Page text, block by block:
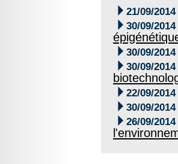
 21/09/2014
 30/09/2014
 30/09/2014
 30/09/2014
 22/09/2014
 30/09/2014
 26/09/2014